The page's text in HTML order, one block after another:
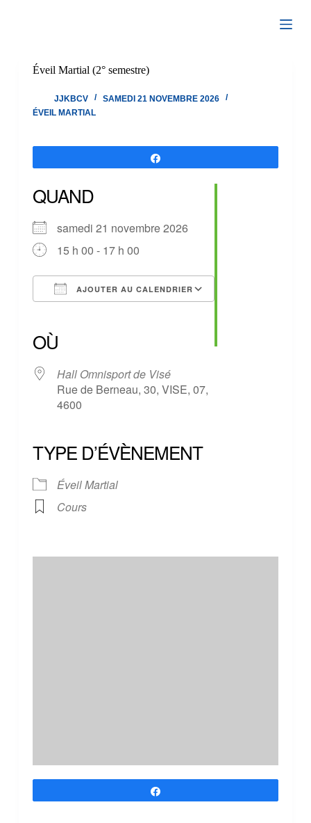
Éveil Martial (2° semestre)
JJKBCV
SAMEDI 21 NOVEMBRE 2026
ÉVEIL MARTIAL
QUAND
samedi 21 novembre 2026
15 h 00 - 17 h 00
AJOUTER AU CALENDRIER
OÙ
Hall Omnisport de Visé
Rue de Berneau, 30, VISE, 07,
4600
TYPE D’ÉVÈNEMENT
Éveil Martial
Cours